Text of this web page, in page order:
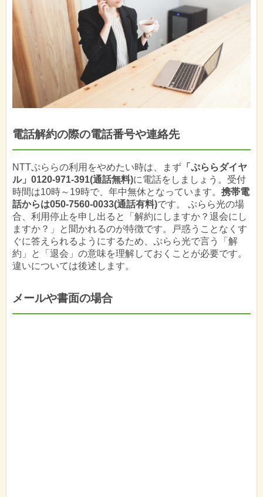
電話解約の際の電話番号や連絡先
NTTぷららの利用をやめたい時は、まず 「ぷららダイヤ
ル」0120-971-391(通話無料)に電話をしましょう。受付
時間は10時～19時で、年中無休となっています。 携帯電
話からは050-7560-0033(通話有料)です。 ぷらら光の場
合、利用停止を申し出ると「解約にしますか？退会にし
ますか？」と聞かれるのが特徴です。戸惑うことなくす
ぐに答えられるようにするため、ぷらら光で言う「解
約」と「退会」の意味を理解しておくことが必要です。
違いについては後述します。
メールや書面の場合